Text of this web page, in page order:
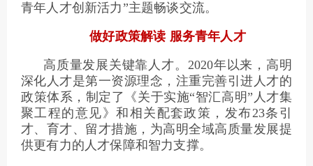
青年人才创新活力”主题畅谈交流。
做好政策解读 服务青年人才
高质量发展关键靠人才。2020年以来，高明
深化人才是第一资源理念，注重完善引进人才的
政策体系，制定了《关于实施“智汇高明”人才集
聚工程的意见》和相关配套政策，发布23条引
才、育才、留才措施，为高明全域高质量发展提
供更有力的人才保障和智力支撑。